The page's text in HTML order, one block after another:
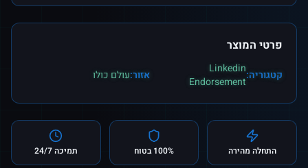
פרטי המוצר
קטגוריה:Linkedin
Endorsement
אזור:עולם כולו
התחלה מהירה 100% בטוח תמיכה 24/7